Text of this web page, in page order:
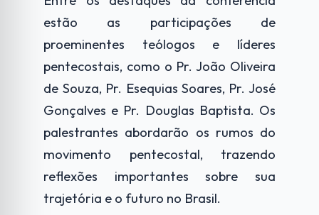
estão as participações de
proeminentes teólogos e líderes
pentecostais, como o Pr. João Oliveira
de Souza, Pr. Esequias Soares, Pr. José
Gonçalves e Pr. Douglas Baptista. Os
palestrantes abordarão os rumos do
movimento pentecostal, trazendo
reflexões importantes sobre sua
trajetória e o futuro no Brasil.